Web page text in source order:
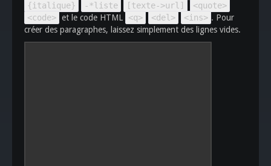
{italique}
-*liste [texte->url]
<quote>
<code> et le code HTML <q> <del> <ins> . Pour
créer des paragraphes, laissez simplement des lignes vides.